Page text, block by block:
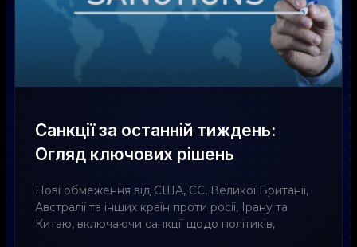
Санкції за останній тиждень:
Огляд ключових рішень
Нові обмеження від США, ЄС, Великої Британії,
Австралії та інших країн проти росії, Ірану та
Китаю, включаючи санкції щодо політиків,